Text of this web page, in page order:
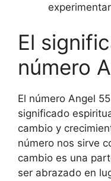
El
número
El número Angel
significado
cambio y
número nos sirve
cambio es una
ser abrazado en